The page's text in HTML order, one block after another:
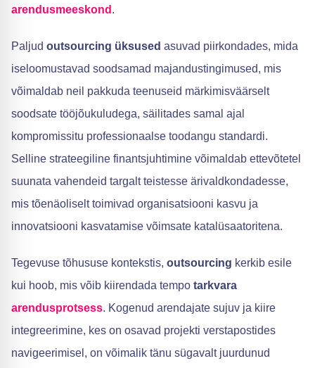
arendusmeeskond .
Paljud outsourcing üksused asuvad piirkondades, mida
iseloomustavad soodsamad majandustingimused, mis
võimaldab neil pakkuda teenuseid märkimisväärselt
soodsate tööjõukuludega, säilitades samal ajal
kompromissitu professionaalse toodangu standardi.
Selline strateegiline finantsjuhtimine võimaldab ettevõtetel
suunata vahendeid targalt teistesse ärivaldkondadesse,
mis tõenäoliselt toimivad organisatsiooni kasvu ja
innovatsiooni kasvatamise võimsate katalüsaatoritena.
Tegevuse tõhususe kontekstis, outsourcing kerkib esile
kui hoob, mis võib kiirendada tempo tarkvara
arendusprotsess. Kogenud arendajate sujuv ja kiire
integreerimine, kes on osavad projekti verstapostides
navigeerimisel, on võimalik tänu sügavalt juurdunud